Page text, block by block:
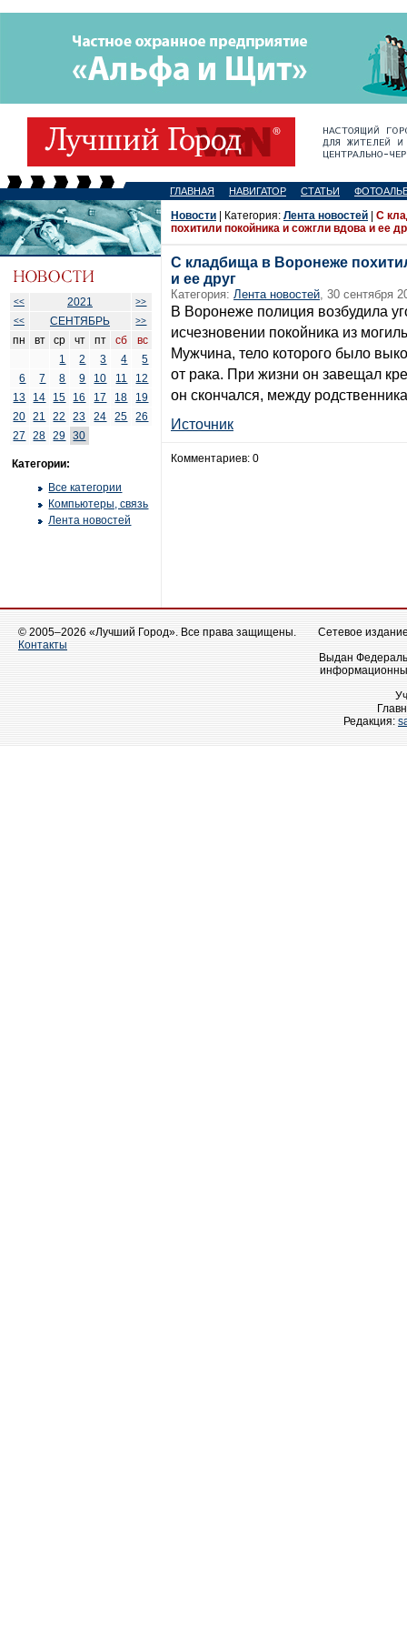
ГЛАВНАЯ НАВИГАТОР СТАТЬИ
<< 2021
>>
<<
СЕНТЯБРЬ >>
пн вт ср чт пт сб
вс
1
2 3 4
5
6
7 8 9 10 11
12
13
14 15 16 17 18
19
20
21 22 23 24 25
26
27
28 29 30
Категории:
Все категории
Компьютеры, связь
Лента новостей
Новости | Категория: Лента новостей
С
похитили покойника и сожгли вдова и ее
С кладбища в Воронеже
и ее друг
Категория: Лента новостей, 30 сентября
В Воронеже полиция возбудила
исчезновении покойника из
Мужчина, тело которого было
от рака. При жизни он завещал
он скончался, между
Источник
Комментариев: 0
© 2005–2026 «Лучший Город». Все права защищены.
Контакты
Сетевое
Выдан
Редакция: